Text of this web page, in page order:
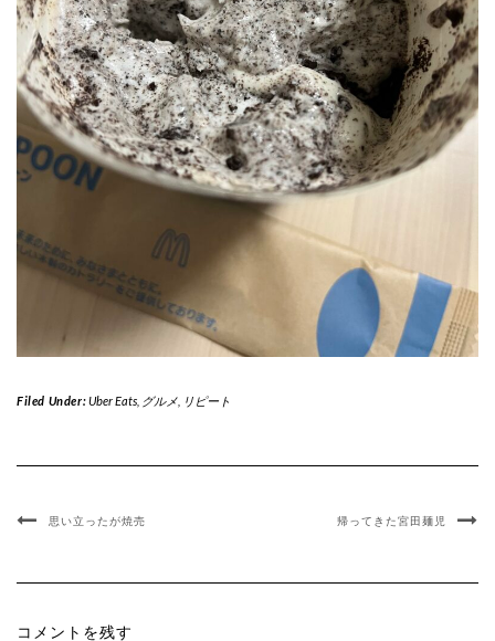
Filed Under:Uber Eats, グルメ, リピート
思い立ったが焼売 帰ってきた宮田麺児
コメントを残す